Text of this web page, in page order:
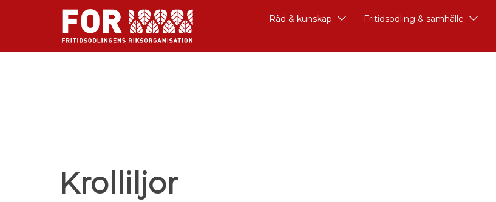
Råd & kunskap Fritidsodling & samhälle
Krolliljor